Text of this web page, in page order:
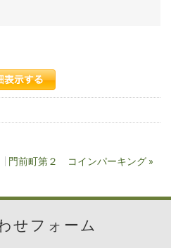
門前町第２ コインパーキング »
せフォーム